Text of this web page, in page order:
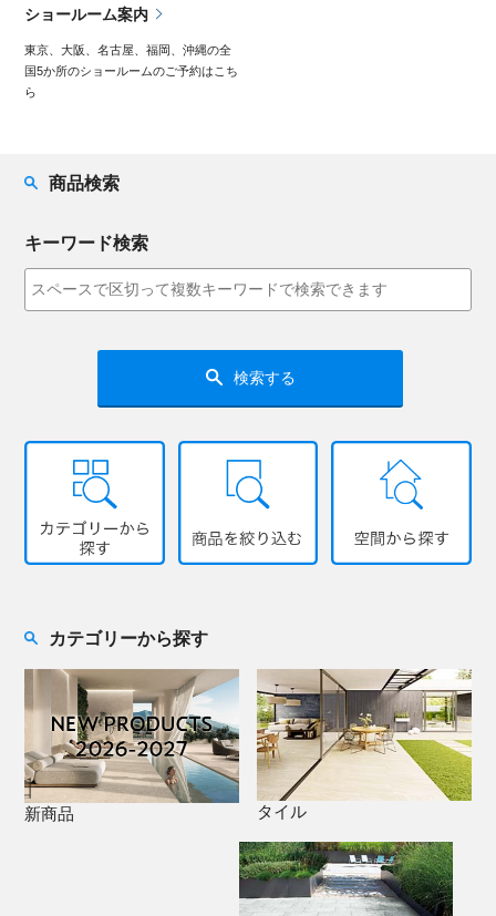
ショールーム案内
東京、大阪、名古屋、福岡、沖縄の全
国5か所のショールームのご予約はこち
ら
商品検索
キーワード検索
検索する
カテゴリーから探す
新商品 タイル